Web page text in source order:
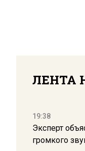
ЛЕНТА
19:38
Эксперт
громкого